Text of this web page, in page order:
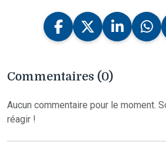
Commentaires (0)
Aucun commentaire pour le moment.
réagir !